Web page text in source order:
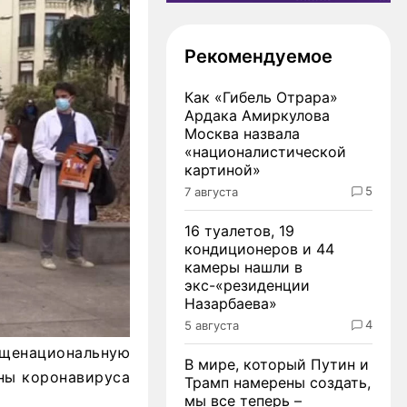
коронавируса
Рекомендуемое
Как «Гибель Отрара»
Ардака Амиркулова
Москва назвала
«националистической
картиной»
7 августа 5
16 туалетов, 19
кондиционеров и 44
камеры нашли в
экс-«резиденции
Назарбаева»
5 августа 4
В мире, который Путин и
Трамп намерены создать,
мы все теперь –